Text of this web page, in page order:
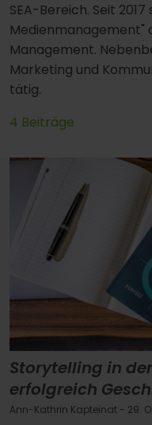
SEA-Bereich. Seit
Medienmanagement"
Management.
Marketing und
tätig.
4 Beiträge
Storytelling in
erfolgreich
Ann-Kathrin Kapteinat - 29.